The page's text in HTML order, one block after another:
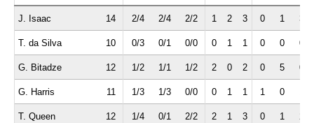
J. Isaac 14 2/4 2/4 2/2 1 2 3 0 1 3
T. da Silva 10 0/3 0/1 0/0 0 1 1 0 0 0
G. Bitadze 12 1/2 1/1 1/2 2 0 2 0 5 0
G. Harris 11 1/3 1/3 0/0 0 1 1 1 0
T. Queen 12 1/4 0/1 2/2 2 1 3 0 1 2